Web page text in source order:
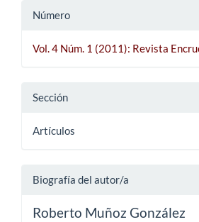
Número
Vol. 4 Núm. 1 (2011): Revista
Sección
Artículos
Biografía del autor/a
Roberto Muñoz González